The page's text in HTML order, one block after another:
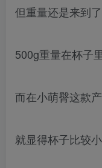
但重量还是来到
500g重量在杯子
而在小萌臀这款
就显得杯子比较小